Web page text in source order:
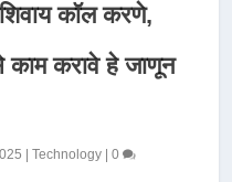
कॉल करणे,
काम करावे हे जाणून
|Technology |0